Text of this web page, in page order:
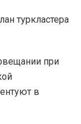
при
в